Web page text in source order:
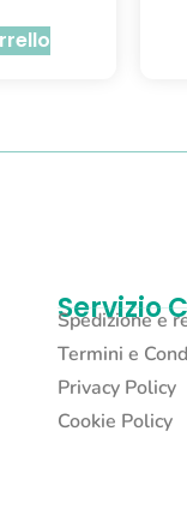
Servizio
Spedizione e
Termini e
Privacy Policy
Cookie Policy